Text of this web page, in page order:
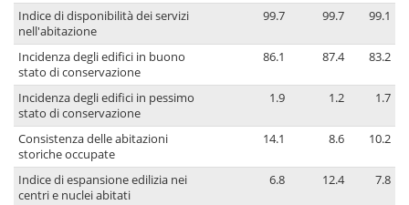
Indice di disponibilità dei servizi
nell'abitazione
99.7 99.7 99.1
Incidenza degli edifici in buono
stato di conservazione
86.1 87.4 83.2
Incidenza degli edifici in pessimo
stato di conservazione
1.9 1.2 1.7
Consistenza delle abitazioni
storiche occupate
14.1 8.6 10.2
Indice di espansione edilizia nei
centri e nuclei abitati
6.8 12.4 7.8